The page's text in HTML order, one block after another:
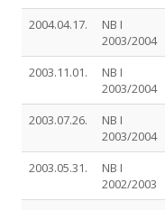
2004.04.17.
NB I
2003/2004
2003.11.01.
NB I
2003/2004
2003.07.26.
NB I
2003/2004
2003.05.31.
NB I
2002/2003